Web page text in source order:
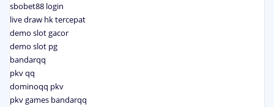
sbobet88 login
live draw hk tercepat
demo slot gacor
demo slot pg
bandarqq
pkv qq
dominoqq pkv
pkv games bandarqq